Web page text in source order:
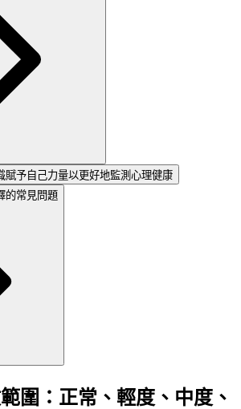
賦予自己力量以更好地監測心理健康
的常見問題
圍：正常、輕度、中度、